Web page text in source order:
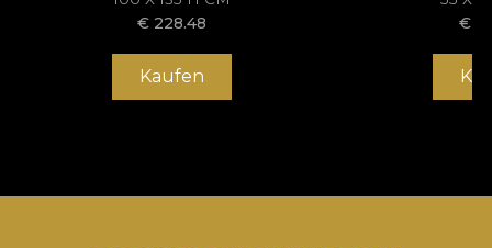
den höchsten Qualitätsstandards entspricht.
€ 228.48
Kaufen
€